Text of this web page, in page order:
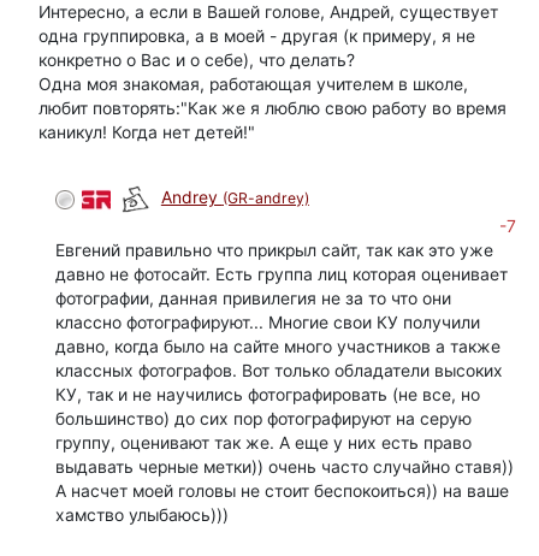
Интересно, а если в Вашей голове, Андрей, существует
одна группировка, а в моей - другая (к примеру, я не
конкретно о Вас и о себе), что делать?
Одна моя знакомая, работающая учителем в школе,
любит повторять:"Как же я люблю свою работу во время
каникул! Когда нет детей!"
Andrey (GR-andrey)
-7
Евгений правильно что прикрыл сайт, так как это уже
давно не фотосайт. Есть группа лиц которая оценивает
фотографии, данная привилегия не за то что они
классно фотографируют... Многие свои КУ получили
давно, когда было на сайте много участников а также
классных фотографов. Вот только обладатели высоких
КУ, так и не научились фотографировать (не все, но
большинство) до сих пор фотографируют на серую
группу, оценивают так же. А еще у них есть право
выдавать черные метки)) очень часто случайно ставя))
А насчет моей головы не стоит беспокоиться)) на ваше
хамство улыбаюсь)))